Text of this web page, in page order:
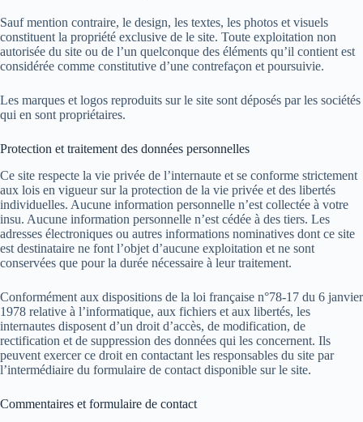
Sauf mention contraire, le design, les textes, les photos et visuels
constituent la propriété exclusive de le site. Toute exploitation non
autorisée du site ou de l’un quelconque des éléments qu’il contient est
considérée comme constitutive d’une contrefaçon et poursuivie.
Les marques et logos reproduits sur le site sont déposés par les sociétés
qui en sont propriétaires.
Protection et traitement des données personnelles
Ce site respecte la vie privée de l’internaute et se conforme strictement
aux lois en vigueur sur la protection de la vie privée et des libertés
individuelles. Aucune information personnelle n’est collectée à votre
insu. Aucune information personnelle n’est cédée à des tiers. Les
adresses électroniques ou autres informations nominatives dont ce site
est destinataire ne font l’objet d’aucune exploitation et ne sont
conservées que pour la durée nécessaire à leur traitement.
Conformément aux dispositions de la loi française n°78-17 du 6 janvier
1978 relative à l’informatique, aux fichiers et aux libertés, les
internautes disposent d’un droit d’accès, de modification, de
rectification et de suppression des données qui les concernent. Ils
peuvent exercer ce droit en contactant les responsables du site par
l’intermédiaire du formulaire de contact disponible sur le site.
Commentaires et formulaire de contact